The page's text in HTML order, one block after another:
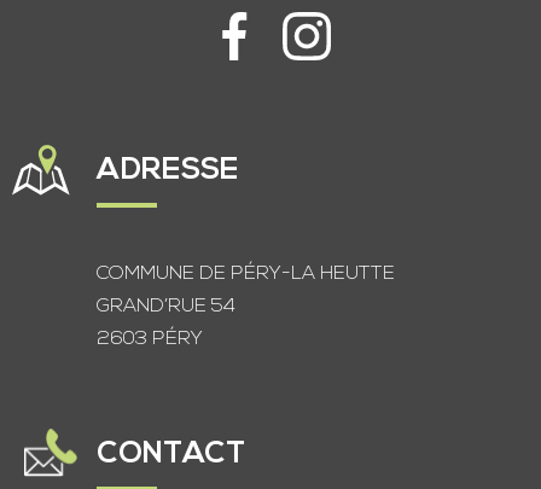
ADRESSE
COMMUNE DE PÉRY-LA HEUTTE
GRAND’RUE 54
2603 PÉRY
CONTACT